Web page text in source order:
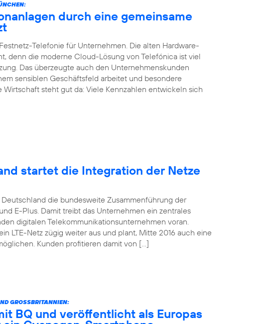
durch eine gemeinsame
Telefonie für Unternehmen. Die alten Hardware-
denn die moderne Cloud-Lösung von Telefónica ist viel
Das überzeugte auch den Unternehmenskunden
sensiblen Geschäftsfeld arbeitet und besondere
steht gut da: Viele Kennzahlen entwickeln sich
startet die Integration der Netze
Deutschland die bundesweite Zusammenführung der
und E-Plus. Damit treibt das Unternehmen ein zentrales
digitalen Telekommunikationsunternehmen voran.
LTE-Netz zügig weiter aus und plant, Mitte 2016 auch eine
Kunden profitieren damit von […]
GROSSBRITANNIEN:
BQ und veröffentlicht als Europas